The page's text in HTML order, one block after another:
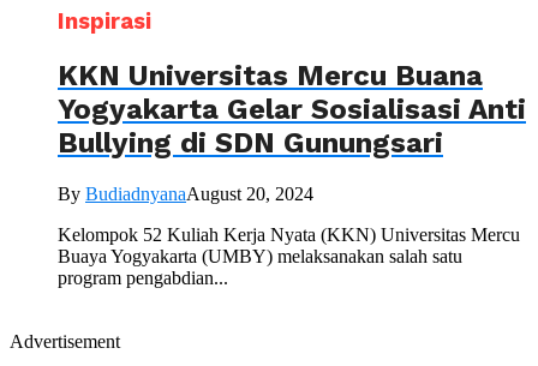
Inspirasi
KKN Universitas Mercu Buana
Yogyakarta Gelar Sosialisasi Anti
Bullying di SDN Gunungsari
By BudiadnyanaAugust 20, 2024
Kelompok 52 Kuliah Kerja Nyata (KKN) Universitas Mercu
Buaya Yogyakarta (UMBY) melaksanakan salah satu
program pengabdian...
Advertisement